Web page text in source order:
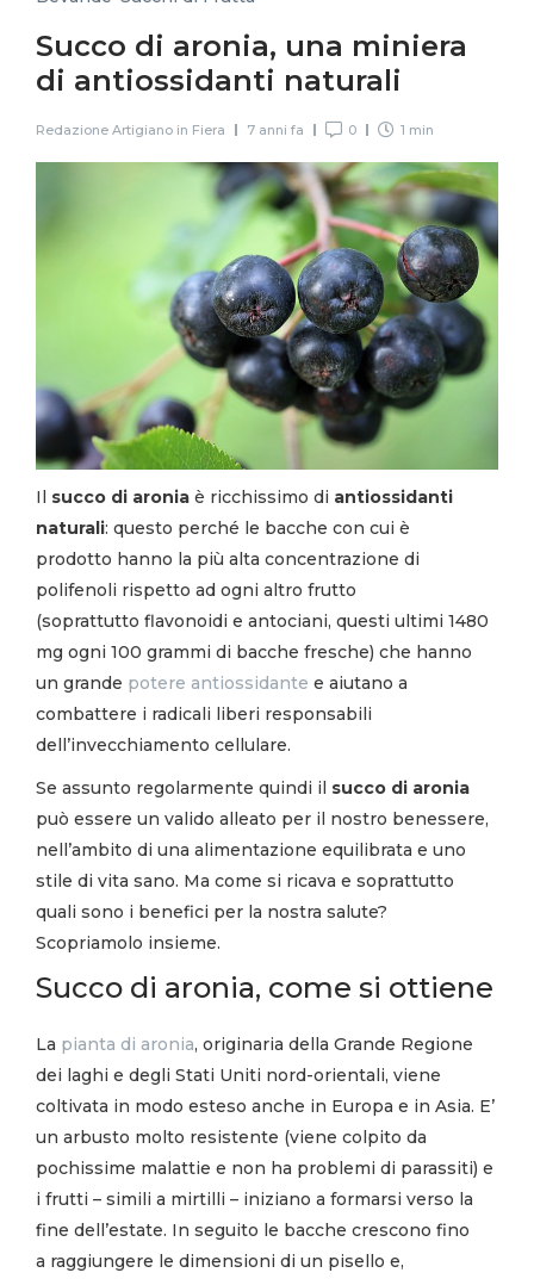
Succo di aronia, una miniera
di antiossidanti naturali
Redazione Artigiano in Fiera 7 anni fa 0 1 min
Il succo di aronia è ricchissimo di antiossidanti
naturali: questo perché le bacche con cui è
prodotto hanno la più alta concentrazione di
polifenoli rispetto ad ogni altro frutto
(soprattutto flavonoidi e antociani, questi ultimi 1480
mg ogni 100 grammi di bacche fresche) che hanno
un grande potere antiossidante e aiutano a
combattere i radicali liberi responsabili
dell’invecchiamento cellulare.
Se assunto regolarmente quindi il succo di aronia
può essere un valido alleato per il nostro benessere,
nell’ambito di una alimentazione equilibrata e uno
stile di vita sano. Ma come si ricava e soprattutto
quali sono i benefici per la nostra salute?
Scopriamolo insieme.
Succo di aronia, come si ottiene
La pianta di aronia, originaria della Grande Regione
dei laghi e degli Stati Uniti nord-orientali, viene
coltivata in modo esteso anche in Europa e in Asia. E’
un arbusto molto resistente (viene colpito da
pochissime malattie e non ha problemi di parassiti) e
i frutti – simili a mirtilli – iniziano a formarsi verso la
fine dell’estate. In seguito le bacche crescono fino
a raggiungere le dimensioni di un pisello e,